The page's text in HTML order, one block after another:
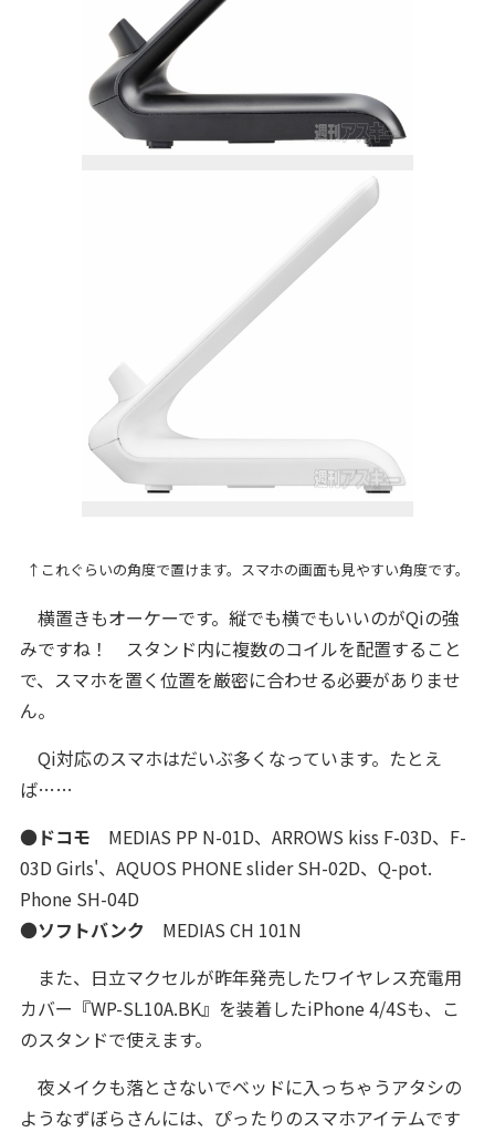
↑これぐらいの角度で置けます。スマホの画面も見やすい角度です。
横置きもオーケーです。縦でも横でもいいのがQiの強
みですね！ スタンド内に複数のコイルを配置すること
で、スマホを置く位置を厳密に合わせる必要がありませ
ん。
Qi対応のスマホはだいぶ多くなっています。たとえ
ば……
●ドコモ MEDIAS PP N-01D、ARROWS kiss F-03D、F-
03D Girls'、AQUOS PHONE slider SH-02D、Q-pot.
Phone SH-04D
●ソフトバンク MEDIAS CH 101N
また、日立マクセルが昨年発売したワイヤレス充電用
カバー『WP-SL10A.BK』を装着したiPhone 4/4Sも、こ
のスタンドで使えます。
夜メイクも落とさないでベッドに入っちゃうアタシの
ようなずぼらさんには、ぴったりのスマホアイテムです